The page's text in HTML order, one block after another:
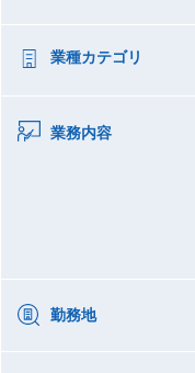
業種カテゴリ
業務内容
勤務地